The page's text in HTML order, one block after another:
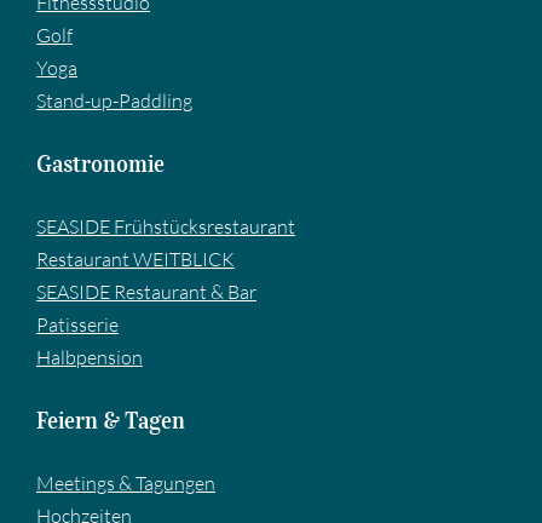
Golf
Yoga
Stand-up-Paddling
Gastronomie
SEASIDE Frühstücksrestaurant
Restaurant WEITBLICK
SEASIDE Restaurant & Bar
Pa­tis­se­rie
Halbpension
Feiern & Tagen
Meetings & Tagungen
Hochzeiten